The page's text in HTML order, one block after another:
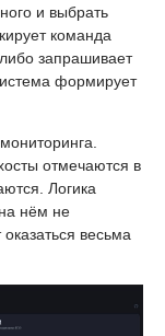
и выбрать
команда
запрашивает
формирует
отмечаются в
Логика
нём не
весьма